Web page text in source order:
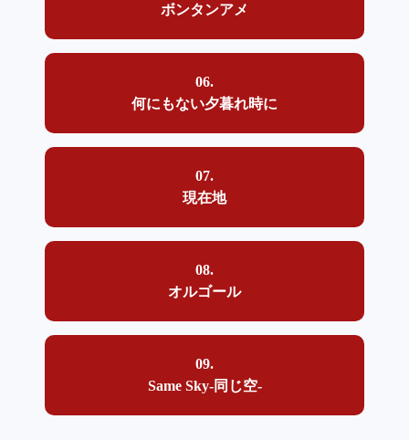
ボンタンアメ
06.
何にもない夕暮れ時に
07.
現在地
08.
オルゴール
09.
Same Sky-同じ空-